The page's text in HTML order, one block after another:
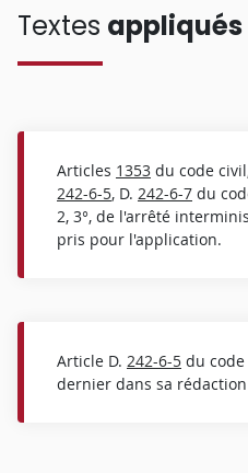
Textes appliqués
Articles 1353 du code
242-6-5, D. 242-6-7 du
2, 3°, de l'arrêté
pris pour l'application.
Article D. 242-6-5 du
dernier dans sa